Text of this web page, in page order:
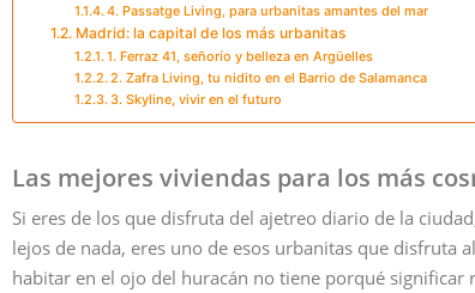
4. Passatge Living, para urbanitas amantes del mar
Madrid: la capital de los más urbanitas
1. Ferraz 41, señorío y belleza en Argüelles
2. Zafra Living, tu nidito en el Barrio de Salamanca
3. Skyline, vivir en el futuro
Las mejores viviendas para los más
Si eres de los que disfruta del ajetreo diario de la
lejos de nada, eres uno de esos urbanitas que disfruta
habitar en el ojo del huracán no tiene porqué significar